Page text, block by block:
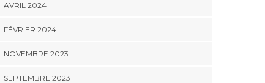
AVRIL 2024
FÉVRIER 2024
NOVEMBRE 2023
SEPTEMBRE 2023